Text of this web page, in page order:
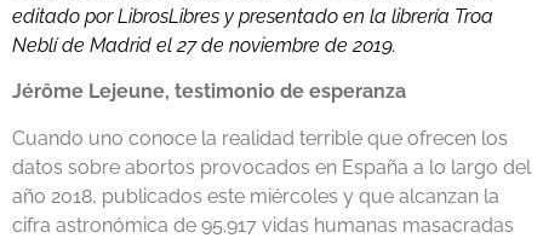
editado por LibrosLibres y presentado en la librería Troa
Neblí de Madrid el 27 de noviembre de 2019.
Jérôme Lejeune, testimonio de esperanza
Cuando uno conoce la realidad terrible que ofrecen los
datos sobre abortos provocados en España a lo largo del
año 2018, publicados este miércoles y que alcanzan la
cifra astronómica de 95.917 vidas humanas masacradas